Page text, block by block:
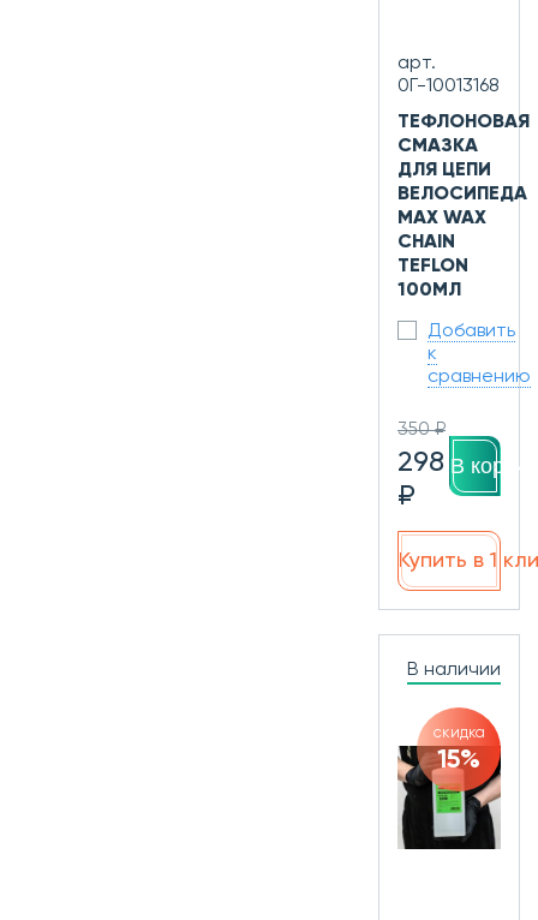
арт.
0Г-10013168
ТЕФЛОНОВАЯ
СМАЗКА
ДЛЯ ЦЕПИ
ВЕЛОСИПЕДА
MAX WAX
CHAIN
TEFLON
100МЛ
Добавить
к
сравнению
350 ₽
298
₽
В
Купить в 1
В наличии
скидка
15%